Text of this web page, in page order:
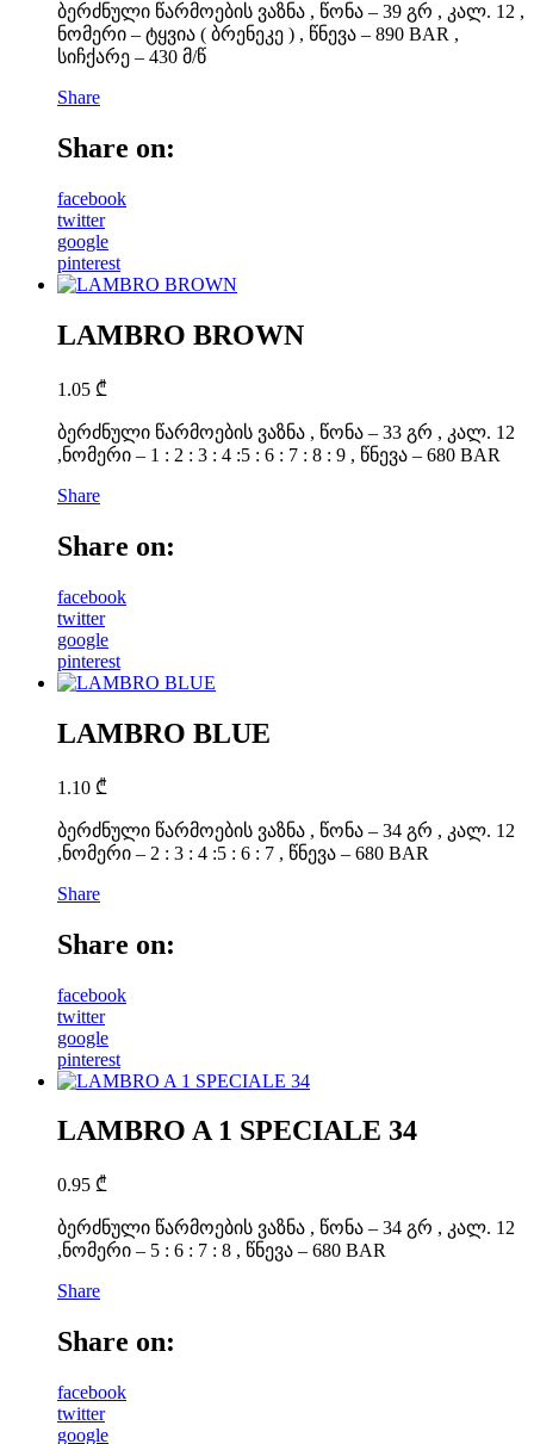
ბერძნული წარმოების ვაზნა , წონა – 39 გრ , კალ. 12 ,
ნომერი – ტყვია ( ბრენეკე ) , წნევა – 890 BAR ,
სიჩქარე – 430 მ/წ
Share
Share on:
facebook
twitter
google
pinterest
LAMBRO BROWN
1.05 ₾
ბერძნული წარმოების ვაზნა , წონა – 33 გრ , კალ. 12
,ნომერი – 1 : 2 : 3 : 4 :5 : 6 : 7 : 8 : 9 , წნევა – 680 BAR
Share
Share on:
facebook
twitter
google
pinterest
LAMBRO BLUE
1.10 ₾
ბერძნული წარმოების ვაზნა , წონა – 34 გრ , კალ. 12
,ნომერი – 2 : 3 : 4 :5 : 6 : 7 , წნევა – 680 BAR
Share
Share on:
facebook
twitter
google
pinterest
LAMBRO A 1 SPECIALE 34
0.95 ₾
ბერძნული წარმოების ვაზნა , წონა – 34 გრ , კალ. 12
,ნომერი – 5 : 6 : 7 : 8 , წნევა – 680 BAR
Share
Share on:
facebook
twitter
google